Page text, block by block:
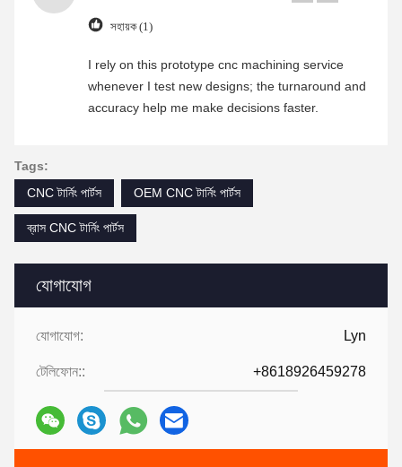
যোগাযোগ
যোগাযোগ: Lyn
টেলিফোন:: +8618926459278
সহায়ক (1)
I rely on this prototype cnc machining service
whenever I test new designs; the turnaround and
accuracy help me make decisions faster.
Tags:
CNC টার্নিং পার্টস
OEM CNC টার্নিং পার্টস
ব্রাস CNC টার্নিং পার্টস